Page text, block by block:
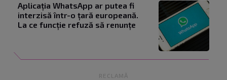
Aplicația WhatsApp ar putea fi
interzisă într-o țară europeană.
La ce funcție refuză să renunțe
RECLAMĂ